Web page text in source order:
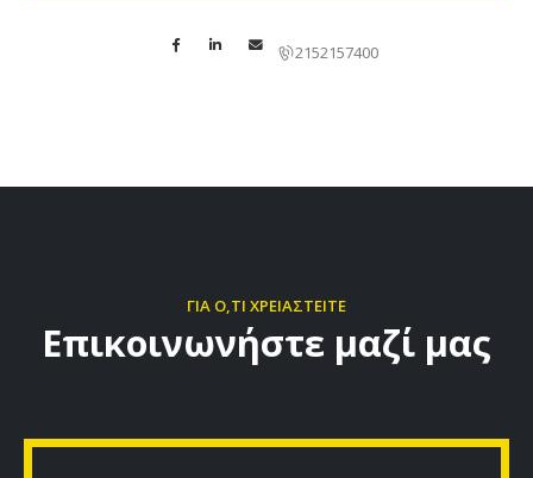
2152157400
ΓΙΑ Ο,ΤΙ ΧΡΕΙΑΣΤΕΙΤΕ
Επικοινωνήστε μαζί μας